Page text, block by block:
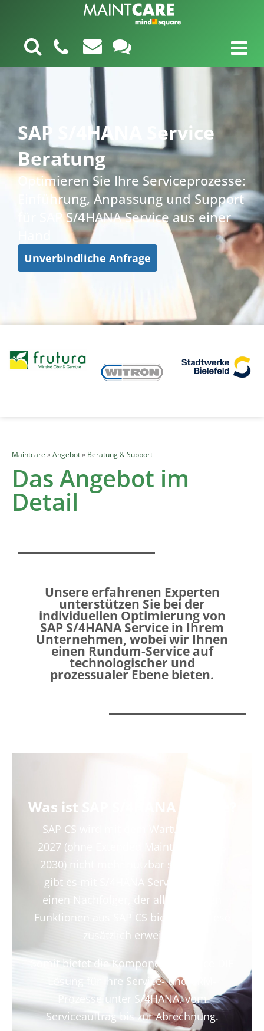
SAP S/4HANA Service
Beratung
Optimieren Sie Ihre Serviceprozesse:
Einführung, Anpassung und Support
für SAP S/4HANA Service aus einer
Unverbindliche Anfrage
Maintcare »Angebot» Beratung & Support
Das Angebot im
Detail
Unsere erfahrenen Experten
unterstützen Sie bei der
individuellen Optimierung von
SAP S/4HANA Service in Ihrem
Unternehmen, wobei wir Ihnen
einen Rundum-Service auf
technologischer und
prozessualer Ebene bieten.
Was ist SAP S/4HANA Service?
SAP CS wird mit dem Wartungsende
2027 (ohne Extended Maintenance bis
2030) nicht mehr nutzbar sein. Daher
gibt es mit S/4HANA Service bereits
einen Nachfolger, der alle wichtigen
Funktionen aus SAP CS bietet und diese
zusätzlich erweitert.
Somit bietet die Komponente Service DIE
Lösung für Ihre Service- und CRM-
Prozesse unter S/4HANA, vom
Serviceauftrag bis zur Abrechnung.